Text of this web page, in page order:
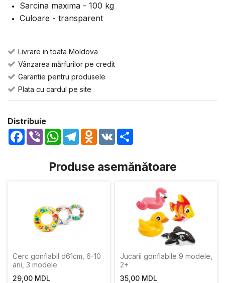
Sarcina maxima - 100 kg
Culoare - transparent
Livrare in toata Moldova
Vânzarea mărfurilor pe credit
Garantie pentru produsele
Plata cu cardul pe site
Distribuie
Facebook
Viber WhatsApp
TelegramOdnoklassniki
VK
Produse asemănătoare
Cerc gonflabil d61cm, 6-10
ani, 3 modele
29,00 MDL
Jucarii gonflabile 9 modele,
2+
35,00 MDL